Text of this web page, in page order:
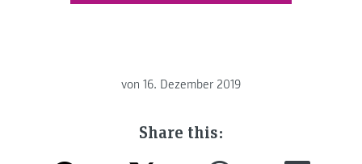
von 16. Dezember 2019
Share this: